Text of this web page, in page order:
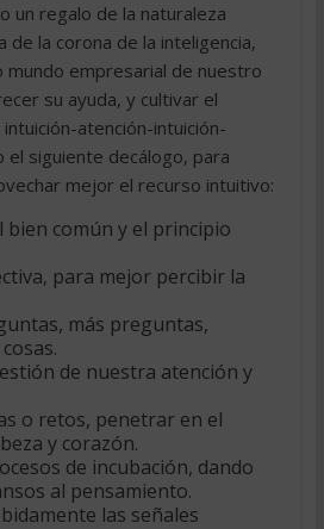
un regalo de la naturaleza
de la corona de la inteligencia,
mundo empresarial de nuestro
su ayuda, y cultivar el
atención-intuición-
el siguiente decálogo, para
mejor el recurso intuitivo:
bien común y el principio
para mejor percibir la
más preguntas,
de nuestra atención y
o retos, penetrar en el
y corazón.
de incubación, dando
al pensamiento.
las señales